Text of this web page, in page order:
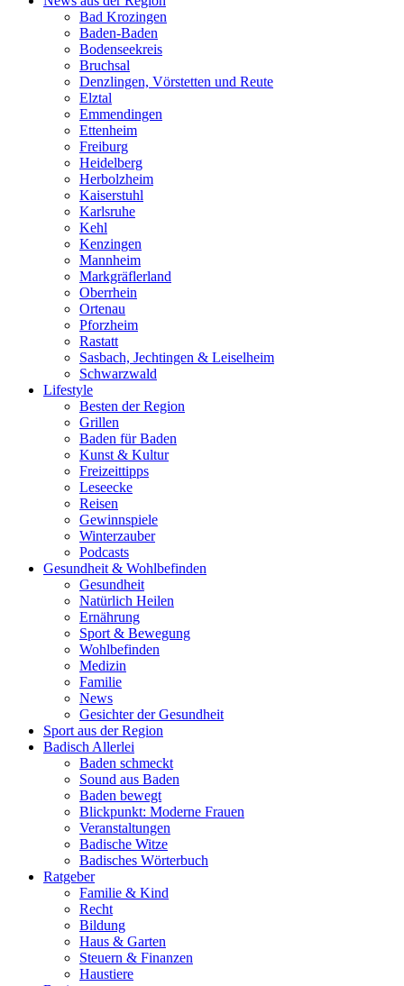
Bad Krozingen
Baden-Baden
Bodenseekreis
Bruchsal
Denzlingen, Vörstetten und Reute
Elztal
Emmendingen
Ettenheim
Freiburg
Heidelberg
Herbolzheim
Kaiserstuhl
Karlsruhe
Kehl
Kenzingen
Mannheim
Markgräflerland
Oberrhein
Ortenau
Pforzheim
Rastatt
Sasbach, Jechtingen & Leiselheim
Schwarzwald
Lifestyle
Besten der Region
Grillen
Baden für Baden
Kunst & Kultur
Freizeittipps
Leseecke
Reisen
Gewinnspiele
Winterzauber
Podcasts
Gesundheit & Wohlbefinden
Gesundheit
Natürlich Heilen
Ernährung
Sport & Bewegung
Wohlbefinden
Medizin
Familie
News
Gesichter der Gesundheit
Sport aus der Region
Badisch Allerlei
Baden schmeckt
Sound aus Baden
Baden bewegt
Blickpunkt: Moderne Frauen
Veranstaltungen
Badische Witze
Badisches Wörterbuch
Ratgeber
Familie & Kind
Recht
Bildung
Haus & Garten
Steuern & Finanzen
Haustiere